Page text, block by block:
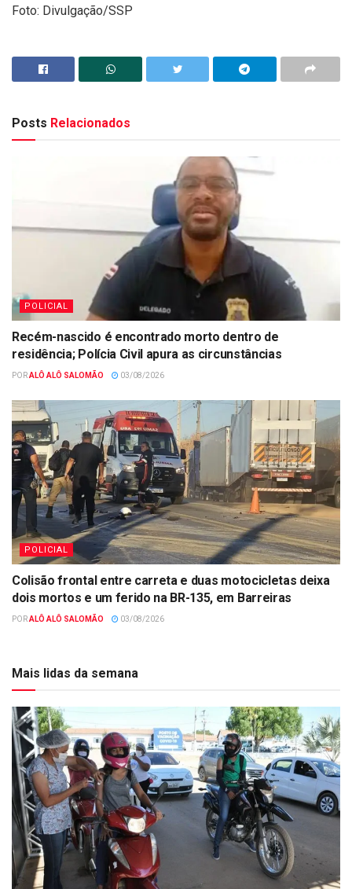
Foto: Divulgação/SSP
Posts Relacionados
POLICIAL
Recém-nascido é encontrado morto dentro de
residência; Polícia Civil apura as circunstâncias
PORALÔ ALÔ SALOMÃO 03/08/2026
POLICIAL
Colisão frontal entre carreta e duas motocicletas deixa
dois mortos e um ferido na BR-135, em Barreiras
PORALÔ ALÔ SALOMÃO 03/08/2026
Mais lidas da semana